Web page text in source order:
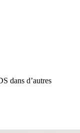
dans d’autres